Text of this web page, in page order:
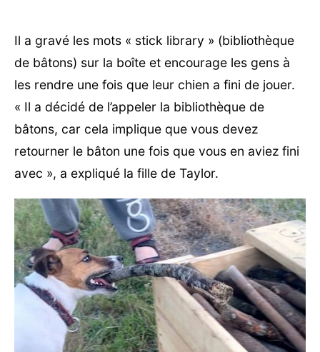
Il a gravé les mots « stick library » (bibliothèque
de bâtons) sur la boîte et encourage les gens à
les rendre une fois que leur chien a fini de jouer.
« Il a décidé de l’appeler la bibliothèque de
bâtons, car cela implique que vous devez
retourner le bâton une fois que vous en aviez fini
avec », a expliqué la fille de Taylor.